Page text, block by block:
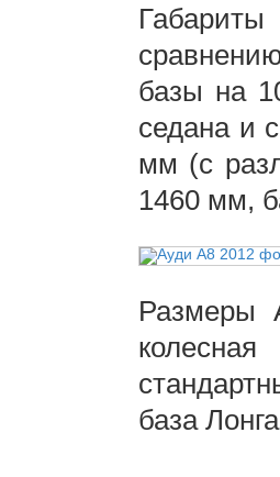
базы на
седана и
мм (с
1460 мм,
Размеры
база